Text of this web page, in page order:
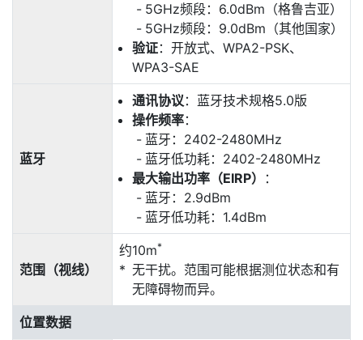
5GHz频段：6.0dBm（格鲁吉亚）
5GHz频段：9.0dBm（其他国家）
验证：开放式、WPA2-PSK、
WPA3-SAE
蓝牙
通讯协议：蓝牙技术规格5.0版
操作频率：
蓝牙：2402-2480MHz
蓝牙低功耗：2402-2480MHz
最大输出功率（EIRP）
：
蓝牙：2.9dBm
蓝牙低功耗：1.4dBm
范围（视线）
约10m*
无干扰。范围可能根据测位状态和有
无障碍物而异。
位置数据